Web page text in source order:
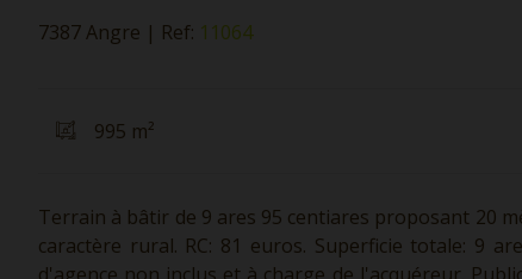
7387 Angre | Ref: 11064
995 m²
Terrain à bâtir de 9 ares 95 centiares proposant 20
caractère rural. RC: 81 euros. Superficie totale: 9
d'agence non inclus et à charge de l'acquéreur.